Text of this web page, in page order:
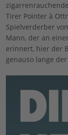
Tirer Pointer à
Spielverderber
Mann, der an
erinnert, hier der
genauso lange